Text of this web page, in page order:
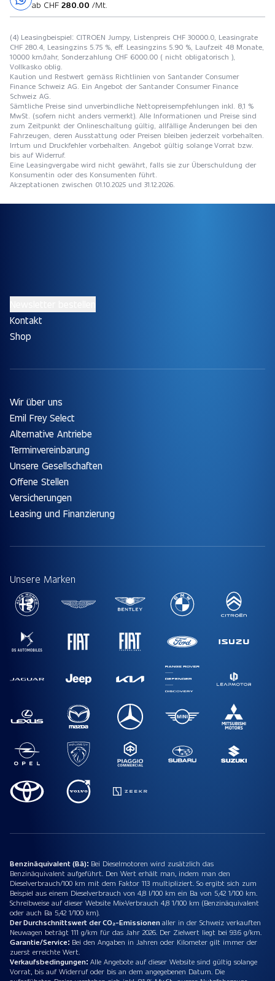
ab CHF 280.00 /Mt.
(4) Leasingbeispiel: CITROEN Jumpy, Listenpreis CHF 30000.0, Leasingrate
CHF 280.4, Leasingzins 5.75 %, eff. Leasingzins 5.90 %, Laufzeit 48 Monate,
10000 km/Jahr, Sonderzahlung CHF 6000.00 ( nicht obligatorisch ),
Vollkasko oblig.
Kaution und Restwert gemäss Richtlinien von Santander Consumer
Finance Schweiz AG. Ein Angebot der Santander Consumer Finance
Schweiz AG.
Sämtliche Preise sind unverbindliche Nettopreisempfehlungen inkl. 8,1 %
MwSt. (sofern nicht anders vermerkt). Alle Informationen und Preise sind
zum Zeitpunkt der Onlineschaltung gültig, allfällige Änderungen bei den
Fahrzeugen, deren Ausstattung oder Preisen bleiben jederzeit vorbehalten.
Irrtum und Druckfehler vorbehalten. Angebot gültig solange Vorrat bzw.
bis auf Widerruf.
Eine Leasingvergabe wird nicht gewährt, falls sie zur Überschuldung der
Konsumentin oder des Konsumenten führt.
Akzeptationen zwischen 01.10.2025 und 31.12.2026.
Kontakt
Shop
Wir über uns
Emil Frey Select
Alternative Antriebe
Terminvereinbarung
Unsere Gesellschaften
Offene Stellen
Versicherungen
Leasing und Finanzierung
Unsere Marken
Benzinäquivalent (Bä): Bei Dieselmotoren wird zusätzlich das
Benzinäquivalent aufgeführt. Den Wert erhält man, indem man den
Dieselverbrauch/100 km mit dem Faktor 113 multipliziert. So ergibt sich zum
Beispiel aus einem Dieselverbrauch von 4,8 l/100 km ein Ba von 5,42 1/100 km.
Schreibweise auf dieser Website Mix-Verbrauch 4,8 1/100 km (Benzinäquivalent
oder auch Ba 5,42 1/100 km).
Der Durchschnittswert der CO₂-Emissionenaller in der Schweiz verkauften
Neuwagen beträgt 111 g/km für das Jahr 2026. Der Zielwert liegt bei 93.6 g/km.
Garantie/Service: Bei den Angaben in Jahren oder Kilometer gilt immer der
zuerst erreichte Wert.
Verkaufsbedingungen: Alle Angebote auf dieser Website sind gültig solange
Vorrat, bis auf Widerruf oder bis an dem angegebenen Datum. Die